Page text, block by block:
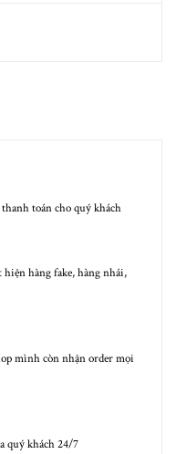
toán cho quý khách
hàng fake, hàng nhái,
mình còn nhận order mọi
quý khách 24/7